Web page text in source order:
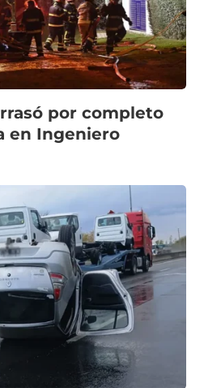
por completo
en Ingeniero